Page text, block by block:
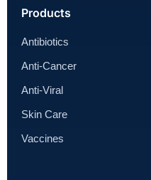
Products
Antibiotics
Anti-Cancer
Anti-Viral
Skin Care
Vaccines